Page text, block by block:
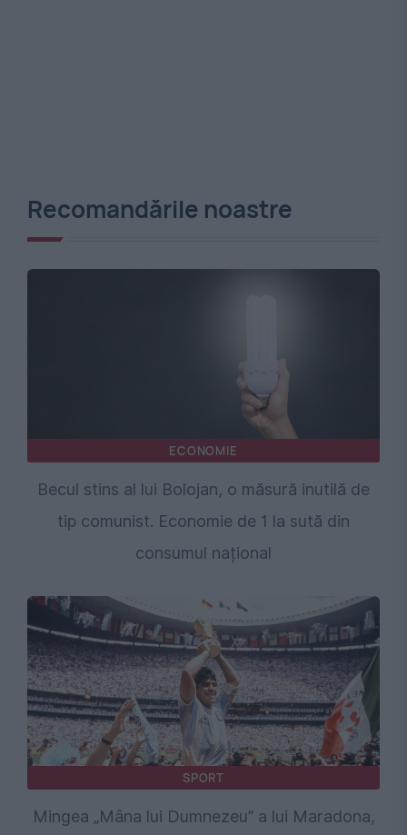
Recomandările noastre
ECONOMIE
Becul stins al lui Bolojan, o măsură inutilă de
tip comunist. Economie de 1 la sută din
consumul național
SPORT
Mingea „Mâna lui Dumnezeu” a lui Maradona,